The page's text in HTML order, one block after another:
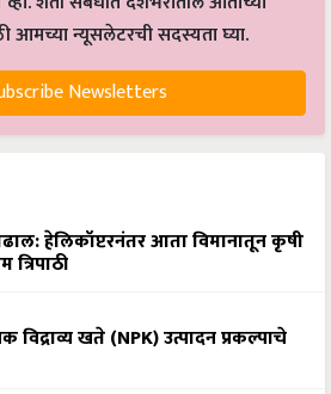
आमच्या न्यूसलेटरची सदस्यता घ्या.
Newsletters
हेलिकॉप्टरनंतर आता विमानातून कृषी
त्रिपाठी
विद्राव्य खते (NPK) उत्पादन प्रकल्पाचे